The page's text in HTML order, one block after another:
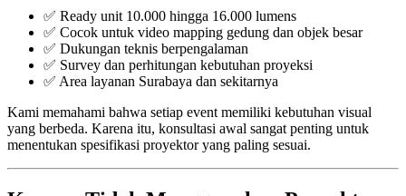
✅ Ready unit 10.000 hingga 16.000 lumens
✅ Cocok untuk video mapping gedung dan objek besar
✅ Dukungan teknis berpengalaman
✅ Survey dan perhitungan kebutuhan proyeksi
✅ Area layanan Surabaya dan sekitarnya
Kami memahami bahwa setiap event memiliki kebutuhan visual
yang berbeda. Karena itu, konsultasi awal sangat penting untuk
menentukan spesifikasi proyektor yang paling sesuai.